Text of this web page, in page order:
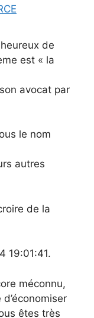
de
est « la
avocat par
le nom
autres
de la
19:01:41.
méconnu,
êtes très